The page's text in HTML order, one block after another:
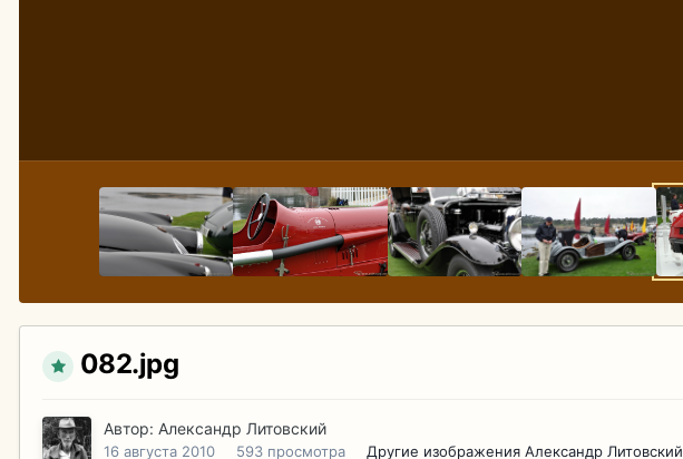
082.jpg
Автор: Александр Литовский
16 августа 2010 593 просмотра Другие изображения Александр Литовский